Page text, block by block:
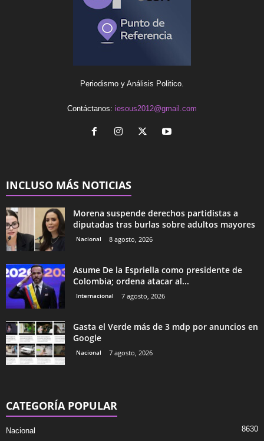
Periodismo y Análisis Politico.
Contáctanos: iesous2012@gmail.com
INCLUSO MÁS NOTICIAS
Morena suspende derechos partidistas a
diputadas tras burlas sobre adultos mayores
Nacional 8 agosto, 2026
Asume De la Espriella como presidente de
Colombia; ordena atacar al...
Internacional 7 agosto, 2026
Gasta el Verde más de 3 mdp por anuncios en
Google
Nacional 7 agosto, 2026
CATEGORÍA POPULAR
Nacional 8630